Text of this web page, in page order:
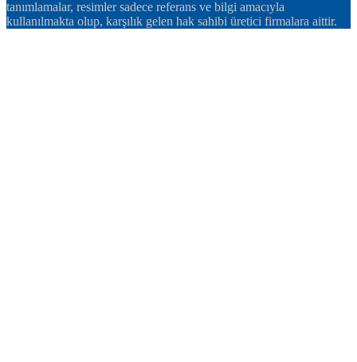
tanımlamalar, resimler sadece referans ve bilgi amacıyla
kullanılmakta olup, karşılık gelen hak sahibi üretici firmalara aittir.